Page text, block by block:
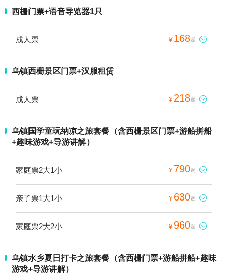
西栅门票+语音导览器1只
成人票 ¥ 168起 
乌镇西栅景区门票+汉服租赁
成人票 ¥ 218起 
乌镇国学童玩纳凉之旅套餐（含西栅景区门票+游船拼船
+趣味游戏+导游讲解）
家庭票2大1小 ¥ 790起 
亲子票1大1小 ¥ 630起 
家庭票2大2小 ¥ 960起 
乌镇水乡夏日打卡之旅套餐（含西栅门票+游船拼船+趣味
游戏+导游讲解）